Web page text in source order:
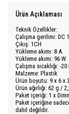
Ürün Açıklaması
Teknik Özellikler:
Çalışma gerilimi: DC
Çıkış: 1CH
Yükleme akımı: 8 A.
Yükleme akımı: 96 W
Çalışma sıcaklığı: -
Malzeme: Plastik
Ürün boyutu: 9 x 6 x
Ürün ağırlığı: 62 g /
Paket içeriği: 1 x
Paket içeriğine
dahil değildir.